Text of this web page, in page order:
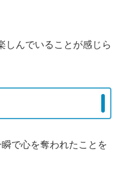
しんでいることが感じら
で心を奪われたことを